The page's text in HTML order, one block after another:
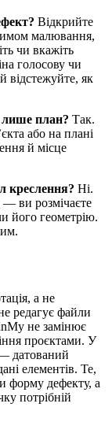
Відкрийте
малювання,
чи вкажіть
голосову чи
відстежуйте, як
лише план? Так.
або на плані
й місце
креслення? Ні.
— ви розмічаєте
його геометрію.
а не
редагує файли
не замінює
проєктами. У
датований
елементів. Те,
форму дефекту, а
потрібній